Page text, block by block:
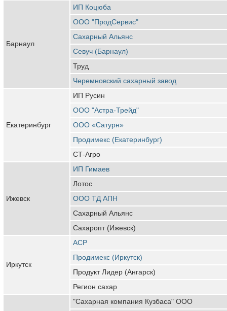
Барнаул
ИП Коцюба
ООО "ПродСервис"
Сахарный Альянс
Севуч (Барнаул)
Труд
Черемновский сахарный завод
Екатеринбург
ИП Русин
ООО "Астра-Трейд"
ООО «Сатурн»
Продимекс (Екатеринбург)
СТ-Агро
Ижевск
ИП Гимаев
Лотос
ООО ТД АПН
Сахарный Альянс
Сахаропт (Ижевск)
Иркутск
АСР
Продимекс (Иркутск)
Продукт Лидер (Ангарск)
Регион сахар
"Сахарная компания Кузбаса" ООО